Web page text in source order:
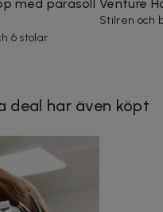
med parasoll
6 stolar
Venture
Stilren och
deal har även köpt